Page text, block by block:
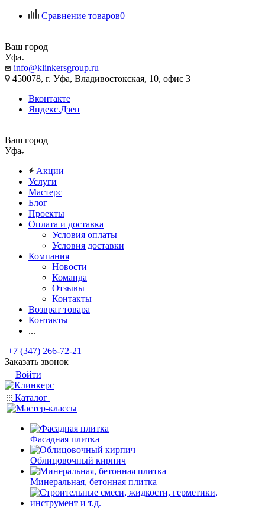
Сравнение товаров0
Ваш город
Уфа
info@klinkersgroup.ru
450078, г. Уфа, Владивостокская, 10, офис 3
Вконтакте
Яндекс.Дзен
Ваш город
Уфа
Акции
Услуги
Мастерс
Блог
Проекты
Оплата и доставка
Условия оплаты
Условия доставки
Компания
Новости
Команда
Отзывы
Контакты
Возврат товара
Контакты
...
+7 (347) 266-72-21
Заказать звонок
Войти
Каталог
Фасадная плитка
Облицовочный кирпич
Минеральная, бетонная плитка